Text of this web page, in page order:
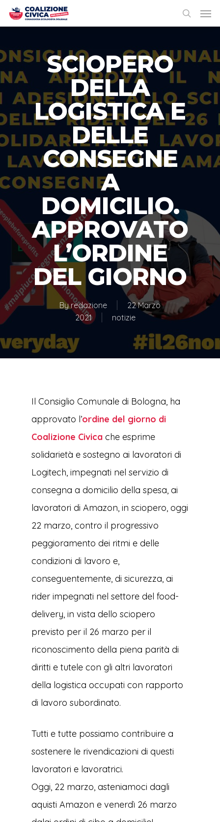
SCIOPERO
DELLA
LOGISTICA E
DELLE
CONSEGNE
A
DOMICILIO.
APPROVATO
L’ORDINE
DEL GIORNO
Byredazione
22 Marzo
2021
notizie
Il Consiglio Comunale di Bologna, ha
approvato l’ordine del giorno di
Coalizione Civica che esprime
solidarietà e sostegno ai lavoratori di
Logitech, impegnati nel servizio di
consegna a domicilio della spesa, ai
lavoratori di Amazon, in sciopero, oggi
22 marzo, contro il progressivo
peggioramento dei ritmi e delle
condizioni di lavoro e,
conseguentemente, di sicurezza, ai
rider impegnati nel settore del food-
delivery, in vista dello sciopero
previsto per il 26 marzo per il
riconoscimento della piena parità di
diritti e tutele con gli altri lavoratori
della logistica occupati con rapporto
di lavoro subordinato.
Tutti e tutte possiamo contribuire a
sostenere le rivendicazioni di questi
lavoratori e lavoratrici.
Oggi, 22 marzo, asteniamoci dagli
aquisti Amazon e venerdì 26 marzo